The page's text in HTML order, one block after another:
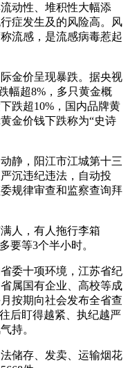
动性、堆积性大幅添
症发生及的风险高。风
感，是流感病毒惹起
金价呈现暴跌。据央视
幅超8%，多只黄金概
跌超10%，国内品牌黄
金价钱下跌称为“史诗
静，阳江市江城第十三
沉违纪违法，自动投
规律审查和监察查询拜
人，有人拖行李箱
要等3个半小时。
委十项环境，江苏省纪
属国有企业、高校等成
按期向社会发布全省查
后盯得越紧、执纪越严
持。
储存、发卖、运输烟花